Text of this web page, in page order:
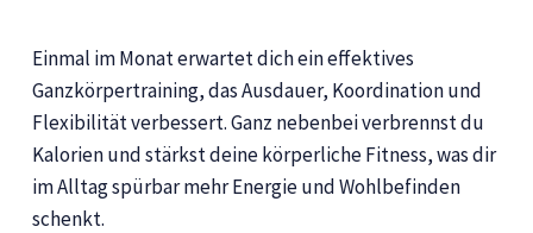
Einmal im Monat erwartet dich ein effektives
Ganzkörpertraining, das Ausdauer, Koordination und
Flexibilität verbessert. Ganz nebenbei verbrennst du
Kalorien und stärkst deine körperliche Fitness, was dir
im Alltag spürbar mehr Energie und Wohlbefinden
schenkt.